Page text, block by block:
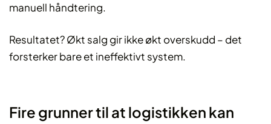
manuell håndtering.
Resultatet? Økt salg gir ikke økt overskudd – det
forsterker bare et ineffektivt system.
Fire grunner til at logistikken kan